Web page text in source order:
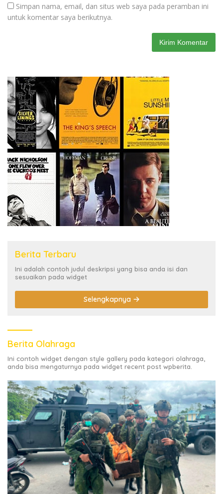
Simpan nama, email, dan situs web saya pada peramban ini
untuk komentar saya berikutnya.
Berita Terbaru
Ini adalah contoh judul deskripsi yang bisa anda isi dan
sesuaikan pada widget
Selengkapnya
Berita Olahraga
Ini contoh widget dengan style gallery pada kategori olahraga,
anda bisa mengaturnya pada widget recent post wpberita.